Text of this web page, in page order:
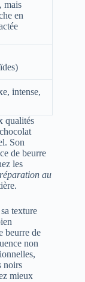
mais
en
intense,
qualités
Son
de beurre
les
au
texture
beurre de
non
noirs
mieux